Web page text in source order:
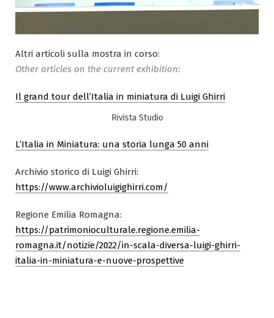
Altri articoli sulla mostra in corso:
Other articles on the current exhibition:
Il grand tour dell’Italia in miniatura di Luigi Ghirri
Rivista Studio
L’Italia in Miniatura: una storia lunga 50 anni
Archivio storico di Luigi Ghirri:
https://www.archivioluigighirri.com/
Regione Emilia Romagna:
https://patrimonioculturale.regione.emilia-
romagna.it/notizie/2022/in-scala-diversa-luigi-ghirri-
italia-in-miniatura-e-nuove-prospettive